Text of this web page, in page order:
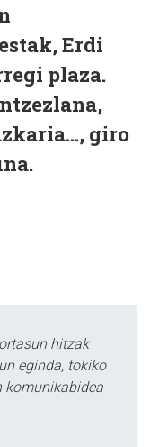
Erdi
plaza.
giro
hitzak
eginda, tokiko
komunikabidea